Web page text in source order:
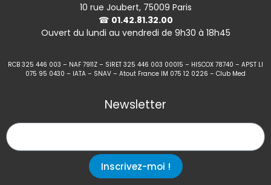
10 rue Joubert, 75009 Paris
☎ 01.42.81.32.00
Ouvert du lundi au vendredi de 9h30 à 18h45
RCB 325 446 003 – NAF 7911Z – SIRET 325 446 003 00015 – HISCOX 78740 – APST LI
075 95 0430 – IATA – SNAV – Atout France IM 075 12 0226 – Club Med
Newsletter
Inscrivez-moi !